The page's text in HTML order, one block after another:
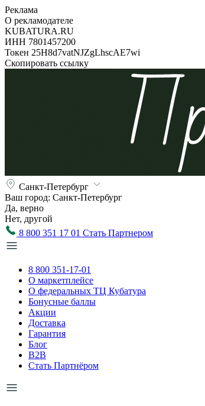
Реклама
О рекламодателе
KUBATURA.RU
ИНН 7801457200
Токен 25H8d7vatNJZgLhscAE7wi
Скопировать ссылку
Санкт-Петербург
Ваш город: Санкт-Петербург
Да, верно
Нет, другой
8 800 351 17 01 Стать Партнером
8 800 351-17-01
О маркетплейсе
О федеральных ТЦ Кубатура
Бонусные баллы
Акции
Доставка
Гарантия
Блог
B2B
Стать Партнёром